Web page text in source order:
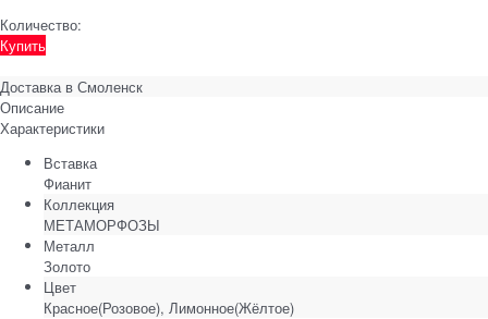
Количество:
Купить
Доставка в Смоленск
Описание
Характеристики
Вставка
Фианит
Коллекция
МЕТАМОРФОЗЫ
Металл
Золото
Цвет
Красное(Розовое), Лимонное(Жёлтое)